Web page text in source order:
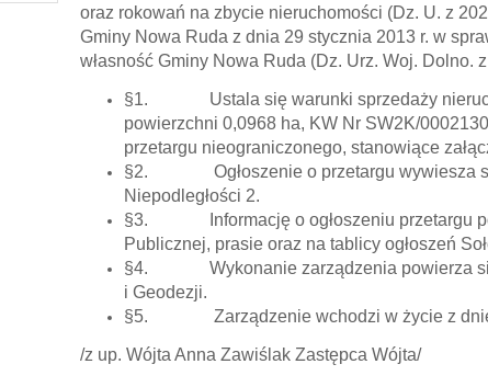
oraz rokowań na zbycie nieruchomości (Dz. U. z
Gminy Nowa Ruda z dnia 29 stycznia 2013 r. w
własność Gminy Nowa Ruda (Dz. Urz. Woj. Dolno.
§1. Ustala się warunki sprzedaży
powierzchni 0,0968 ha, KW Nr SW2K/
przetargu nieograniczonego, stanowiące
§2. Ogłoszenie o przetargu wywiesza się
Niepodległości 2.
§3. Informację o ogłoszeniu przetargu
Publicznej, prasie oraz na tablicy ogłoszeń
§4. Wykonanie zarządzenia powierza się
i Geodezji.
§5. Zarządzenie wchodzi w życie z
/z up. Wójta Anna Zawiślak Zastępca Wójta/